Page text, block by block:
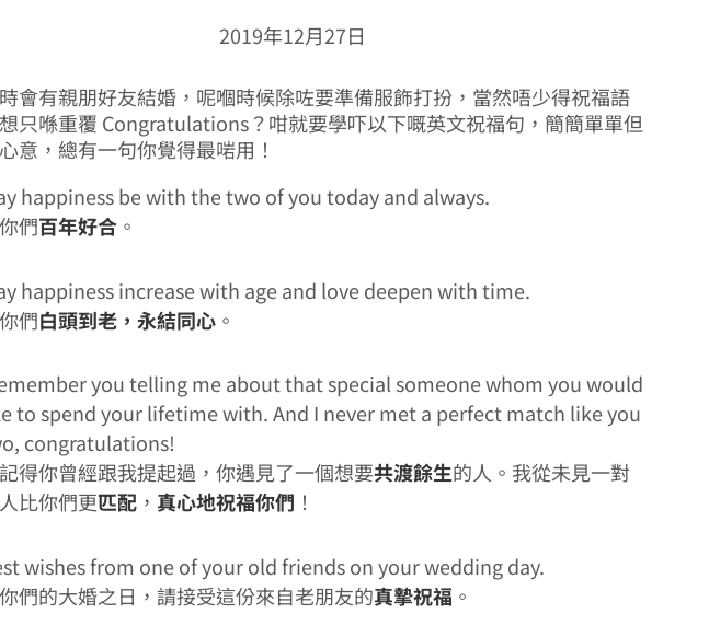
2019年12月27日
會有親朋好友結婚，呢嗰時候除咗要準備服飾打扮，當然唔少得祝福語
只喺重覆 Congratulations？咁就要學吓以下嘅英文祝福句，簡簡單單但
意，總有一句你覺得最啱用！
happiness be with the two of you today and always.
們百年好合。
happiness increase with age and love deepen with time.
們白頭到老，永結同心。
you telling me about that special someone whom you would
to spend your lifetime with. And I never met a perfect match like you
congratulations!
得你曾經跟我提起過，你遇見了一個想要共渡餘生的人。我從未見一對
比你們更匹配， 真心地祝福你們 ！
wishes from one of your old friends on your wedding day.
們的大婚之日，請接受這份來自老朋友的真摯祝福 。